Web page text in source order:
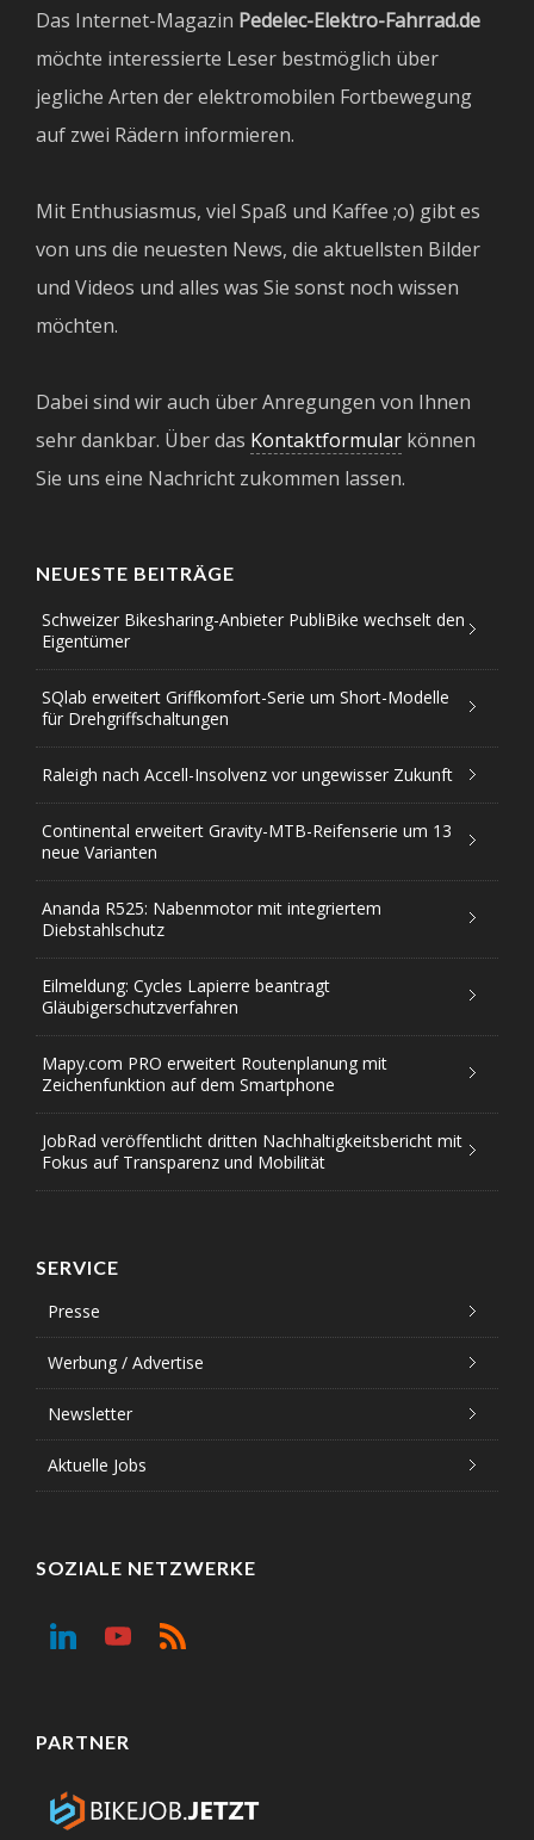
Das Internet-Magazin Pedelec-Elektro-Fahrrad.de
möchte interessierte Leser bestmöglich über
jegliche Arten der elektromobilen Fortbewegung
auf zwei Rädern informieren.
Mit Enthusiasmus, viel Spaß und Kaffee ;o) gibt es
von uns die neuesten News, die aktuellsten Bilder
und Videos und alles was Sie sonst noch wissen
möchten.
Dabei sind wir auch über Anregungen von Ihnen
sehr dankbar. Über das Kontaktformular können
Sie uns eine Nachricht zukommen lassen.
NEUESTE BEITRÄGE
Schweizer Bikesharing-Anbieter PubliBike wechselt den
Eigentümer
SQlab erweitert Griffkomfort-Serie um Short-Modelle
für Drehgriffschaltungen
Raleigh nach Accell-Insolvenz vor ungewisser Zukunft
Continental erweitert Gravity-MTB-Reifenserie um 13
neue Varianten
Ananda R525: Nabenmotor mit integriertem
Diebstahlschutz
Eilmeldung: Cycles Lapierre beantragt
Gläubigerschutzverfahren
Mapy.com PRO erweitert Routenplanung mit
Zeichenfunktion auf dem Smartphone
JobRad veröffentlicht dritten Nachhaltigkeitsbericht mit
Fokus auf Transparenz und Mobilität
SERVICE
Presse
Werbung / Advertise
Newsletter
Aktuelle Jobs
SOZIALE NETZWERKE
PARTNER